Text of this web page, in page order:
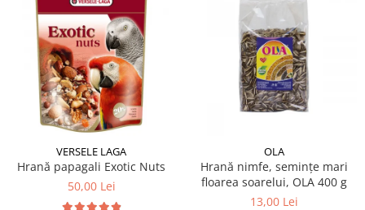
VERSELE LAGA
Hrană papagali Exotic Nuts
50,00 Lei
OLA
Hrană nimfe, semințe mari
floarea soarelui, OLA 400 g
13,00 Lei